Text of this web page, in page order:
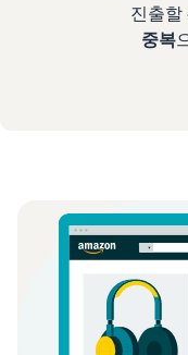
진출할
중복